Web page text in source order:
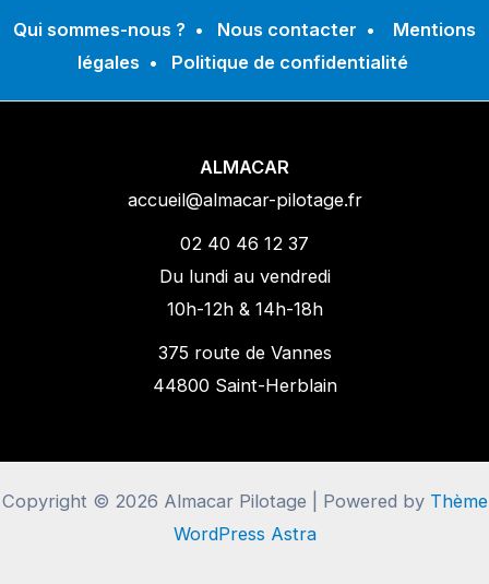
Qui sommes-nous ? • Nous contacter • Mentions
légales • Politique de confidentialité
ALMACAR
accueil@almacar-pilotage.fr
02 40 46 12 37
Du lundi au vendredi
10h-12h & 14h-18h
375 route de Vannes
44800 Saint-Herblain
Copyright © 2026 Almacar Pilotage | Powered by Thème
WordPress Astra